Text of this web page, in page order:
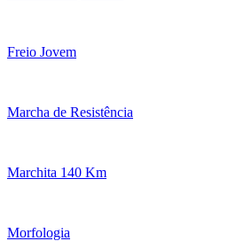
Freio Jovem
Marcha de Resistência
Marchita 140 Km
Morfologia